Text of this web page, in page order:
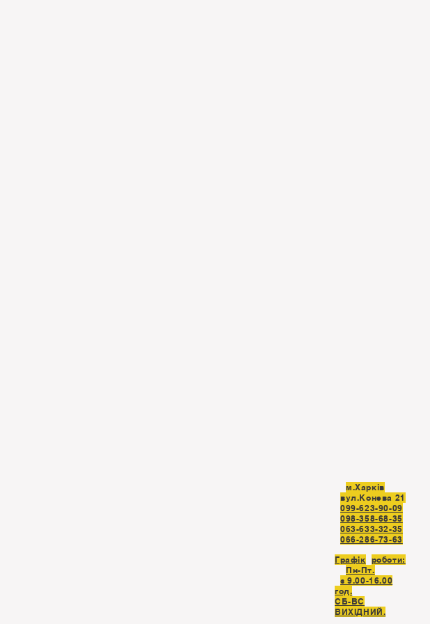
м.Харків
вул.Конева 21
099-623-90-09
098-358-68-35
063-633-32-35
066-286-73-63
Графік роботи:
Пн-Пт.
з 9.00-16.00
год.
СБ-ВC
ВИХІДНИЙ.